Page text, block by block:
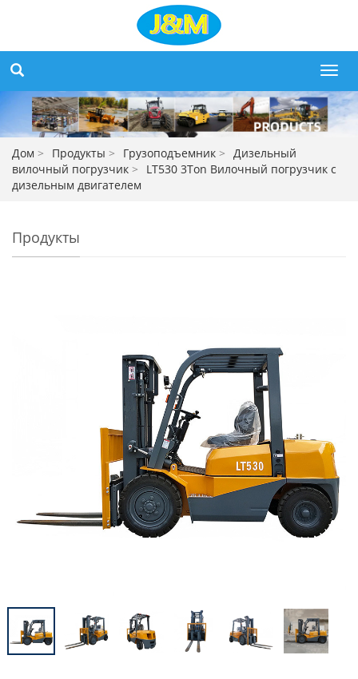
Дом > Продукты > Грузоподъемник > Дизельный
вилочный погрузчик >
LT530 3Ton Вилочный погрузчик с
дизельным двигателем
Продукты